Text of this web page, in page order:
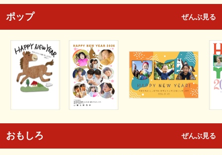
ポップ ぜんぶ見る
おもしろ ぜんぶ見る